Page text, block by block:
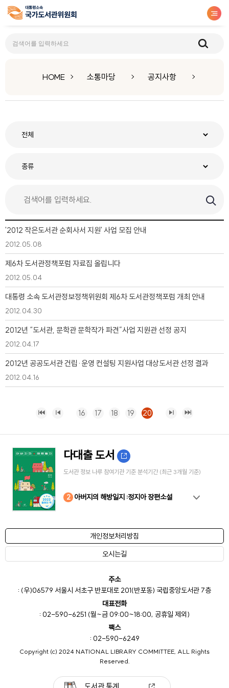
HOME 소통마당 공지사항
'2012 작은도서관 순회사서 지원' 사업 모집 안내
2012.05.08
제6차 도서관정책포럼 자료집 올립니다
2012.05.04
대통령 소속 도서관정보정책위원회 제6차 도서관정책포럼 개최 안내
2012.04.30
2012년 “도서관, 문학관 문학작가 파견”사업 지원관 선정 공지
2012.04.17
2012년 공공도서관 건립·운영 컨설팅 지원사업 대상도서관 선정 결과
2012.04.16
16 17 18 19 20
다대출 도서
도서관 정보 나루 참여기관 기준 분석기간 (최근 3개월 기준)
1
2 아버지의 해방일지 :정지아 장편소설
3
4
5
6
7
8
9
10
개인정보처리방침
오시는길
주소
: (우)06579 서울시 서초구 반포대로 201(반포동) 국립중앙도서관 7층
대표전화
: 02-590-6251 (월~금 09:00~18:00, 공휴일 제외)
팩스
: 02-590-6249
Copyright (c) 2024 NATIONAL LIBRARY COMMITTEE, ALL Rights
Reserved.